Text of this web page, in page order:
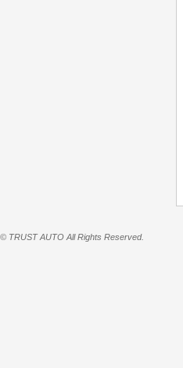
© TRUST AUTO All Rights Reserved.